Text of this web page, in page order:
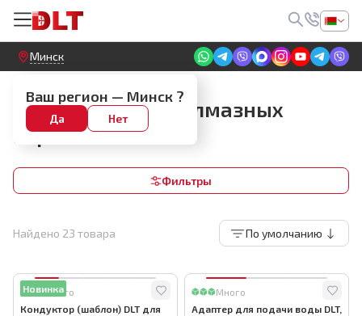
Круглосуточный! Прием заявок на сайте
Минск
Ваш регион — Минск ?
Да Нет
Алмазная оснастка
Аксессуары для алмазных
коронок
Фильтры
Найдено 23 товара По умолчанию
Много
Новинка
Кондуктор (шаблон) DLT для
Много
Адаптер для подачи воды DLT,